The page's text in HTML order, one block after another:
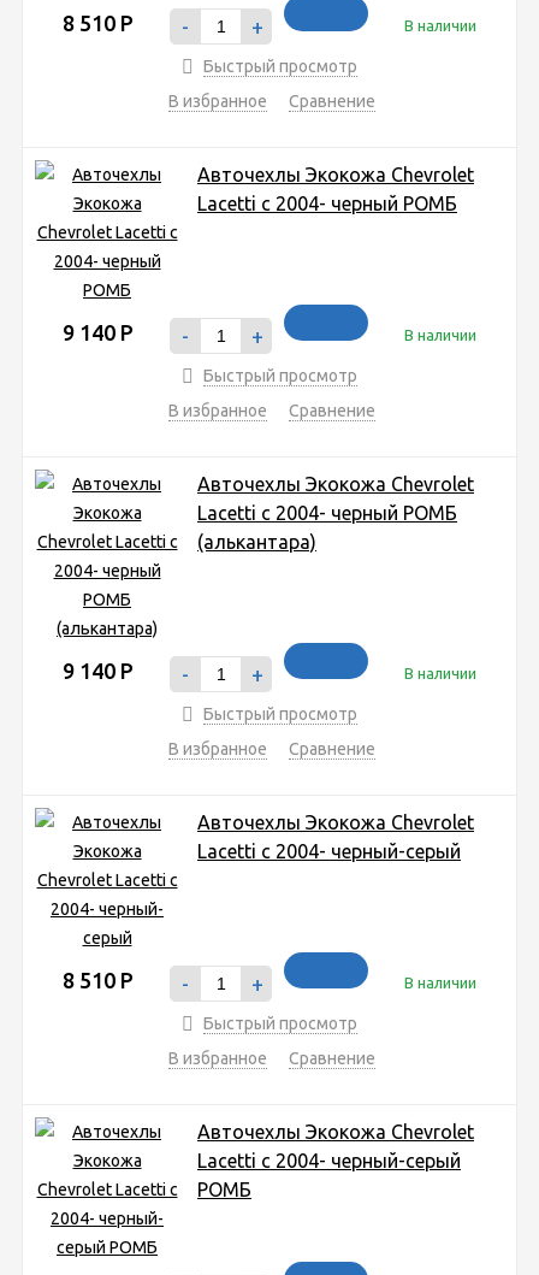
8 510 Р - + В наличии
Быстрый просмотр
В избранное
Сравнение
Авточехлы Экокожа Chevrolet
Lacetti с 2004- черный РОМБ
9 140 Р - + В наличии
Быстрый просмотр
В избранное
Сравнение
Авточехлы Экокожа Chevrolet
Lacetti с 2004- черный РОМБ
(алькантара)
9 140 Р - + В наличии
Быстрый просмотр
В избранное
Сравнение
Авточехлы Экокожа Chevrolet
Lacetti с 2004- черный-серый
8 510 Р - + В наличии
Быстрый просмотр
В избранное
Сравнение
Авточехлы Экокожа Chevrolet
Lacetti с 2004- черный-серый
РОМБ